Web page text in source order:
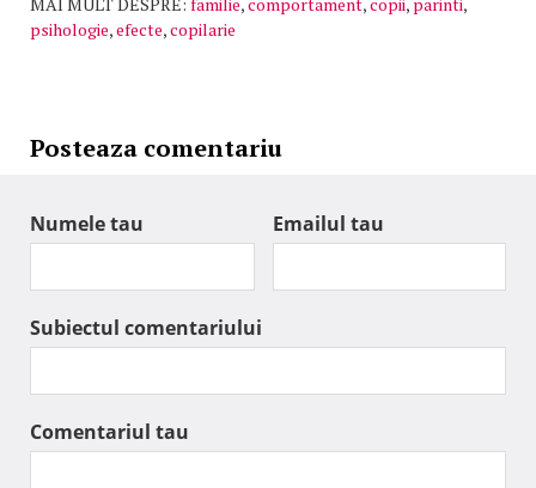
psihologie,efecte,copilarie
Posteaza comentariu
Numele tau Emailul tau
Subiectul comentariului
Comentariul tau